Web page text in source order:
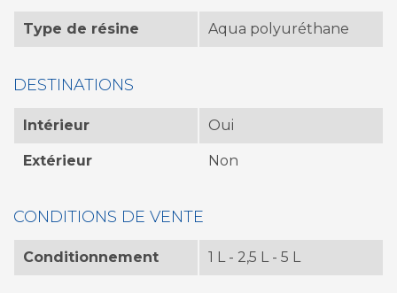
Type de résine Aqua polyuréthane
DESTINATIONS
Intérieur Oui
Extérieur Non
CONDITIONS DE VENTE
Conditionnement 1 L - 2,5 L - 5 L